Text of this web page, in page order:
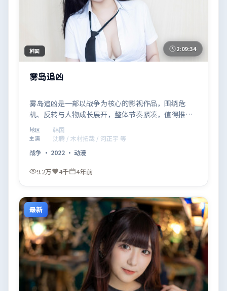
韩国 2:09:34
雾岛追凶
雾岛追凶是一部以战争为核心的影视作品，围绕危
机、反转与人物成长展开，整体节奏紧凑，值得推荐
观看。
地区 韩国
主演
沈腾 / 木村拓哉 / 河正宇 等
战争 · 2022 · 动漫
9.2万 4千 4年前
最新